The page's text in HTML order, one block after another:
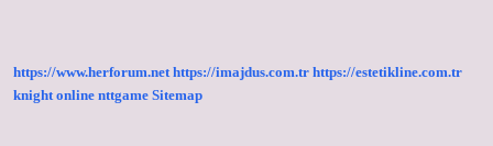
https://www.herforum.net https://imajdus.com.tr https://estetikline.com.tr
knight online nttgame Sitemap